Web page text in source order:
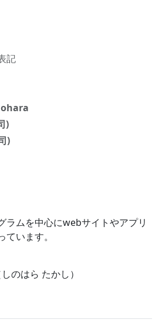
記
)
)
ラムを中心にwebサイトやアプリ
います。
しのはら たかし）